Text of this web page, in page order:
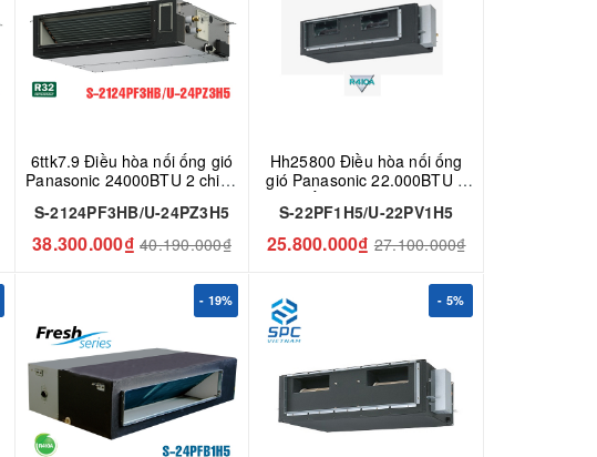
6ttk7.9 Điều hòa nối ống gió
Panasonic 24000BTU 2 chiều
S-2124PF3HB/U-24PZ3H5
38.300.000₫ 40.190.000₫
Hh25800 Điều hòa nối ống
gió Panasonic 22.000BTU 1
chiều S-22PF1H5/U-
22PV1H5
S-22PF1H5/U-22PV1H5
25.800.000₫ 27.100.000₫
- 19% - 5%